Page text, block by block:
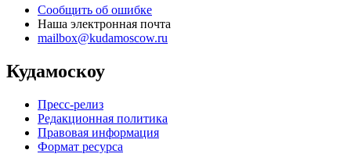
Сообщить об ошибке
Наша электронная почта
mailbox@kudamoscow.ru
Кудамоскоу
Пресс-релиз
Редакционная политика
Правовая информация
Формат ресурса